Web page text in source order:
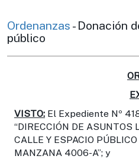
Ordenanzas - Donación
público
VISTO: El Expediente Nº
“DIRECCIÓN DE ASUNTOS
CALLE Y ESPACIO
MANZANA 4006-A”; y